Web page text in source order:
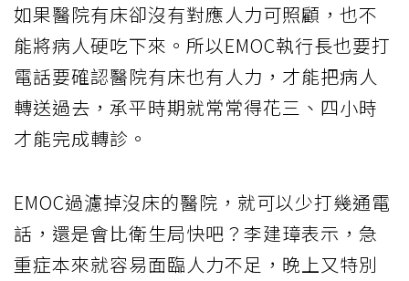
如果醫院有床卻沒有對應人力可照顧，也不
能將病人硬吃下來。所以EMOC執行長也要打
電話要確認醫院有床也有人力，才能把病人
轉送過去，承平時期就常常得花三、四小時
才能完成轉診。
EMOC過濾掉沒床的醫院，就可以少打幾通電
話，還是會比衛生局快吧？李建璋表示，急
重症本來就容易面臨人力不足，晚上又特別